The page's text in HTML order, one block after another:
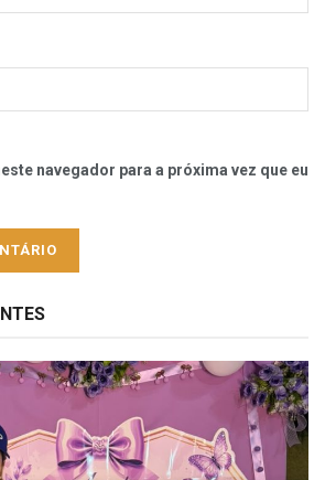
navegador para a próxima vez que eu